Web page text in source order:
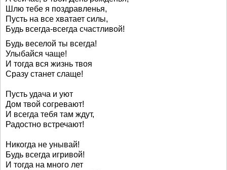
Шлю тебе я поздравленья,
Пусть на все хватает силы,
Будь всегда-всегда счастливой!
Будь веселой ты всегда!
Улыбайся чаще!
И тогда вся жизнь твоя
Сразу станет слаще!
Пусть удача и уют
Дом твой согревают!
И всегда тебя там ждут,
Радостно встречают!
Никогда не унывай!
Будь всегда игривой!
И тогда на много лет